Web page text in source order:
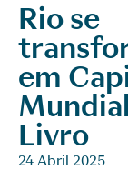
Rio se
em
Livro
24 Abril 2025